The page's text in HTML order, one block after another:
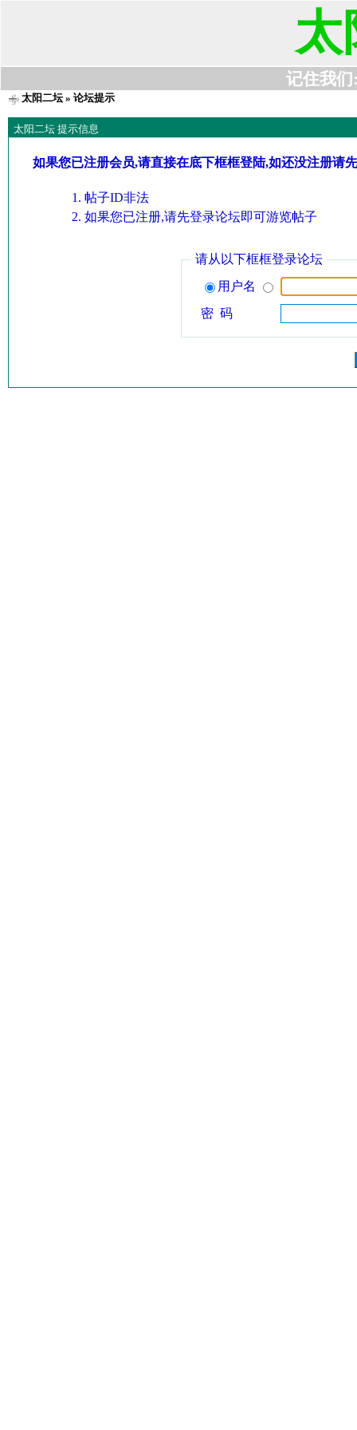
太
记住我们
太阳二坛» 论坛提示
太阳二坛 提示信息
如果您已注册会员,请直接在底下框框登陆,如还没注册请
帖子ID非法
如果您已注册,请先登录论坛即可游览帖子
请从以下框框登录论坛
用户名
密 码